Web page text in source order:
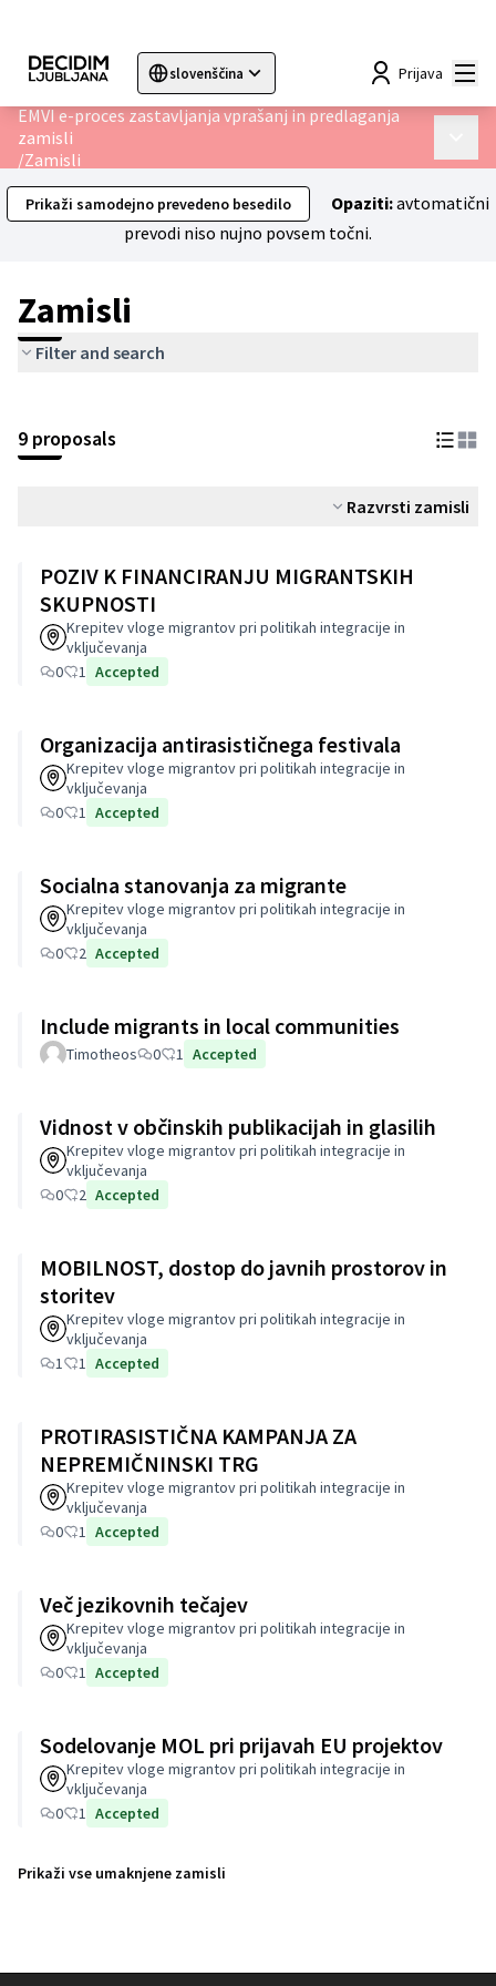
slovenščina
Sprache wählen Choose language Choisir la langue
Prijava
EMVI e-proces zastavljanja vprašanj in predlaganja
zamisli
/Zamisli
Prikaži samodejno prevedeno besedilo Opaziti:avtomatični
prevodi niso nujno povsem točni.
Zamisli
Filter and search
9 proposals
Razvrsti zamisli
POZIV K FINANCIRANJU MIGRANTSKIH
SKUPNOSTI
Krepitev vloge migrantov pri politikah integracije in
vključevanja
0
1 Accepted
Organizacija antirasističnega festivala
Krepitev vloge migrantov pri politikah integracije in
vključevanja
0
1 Accepted
Socialna stanovanja za migrante
Krepitev vloge migrantov pri politikah integracije in
vključevanja
0
2 Accepted
Include migrants in local communities
Timotheos 0 1 Accepted
Vidnost v občinskih publikacijah in glasilih
Krepitev vloge migrantov pri politikah integracije in
vključevanja
0
2 Accepted
MOBILNOST, dostop do javnih prostorov in
storitev
Krepitev vloge migrantov pri politikah integracije in
vključevanja
1
1 Accepted
PROTIRASISTIČNA KAMPANJA ZA
NEPREMIČNINSKI TRG
Krepitev vloge migrantov pri politikah integracije in
vključevanja
0
1 Accepted
Več jezikovnih tečajev
Krepitev vloge migrantov pri politikah integracije in
vključevanja
0
1 Accepted
Sodelovanje MOL pri prijavah EU projektov
Krepitev vloge migrantov pri politikah integracije in
vključevanja
0
1 Accepted
Prikaži vse umaknjene zamisli